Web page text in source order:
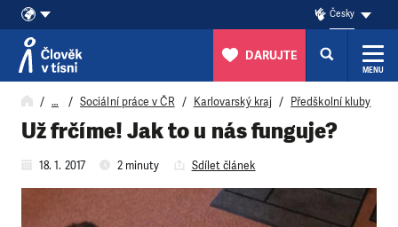
Přeskočit na obsah
Česky
DARUJTE
MENU
… Sociální práce v ČR Karlovarský kraj Předškolní kluby
Už frčíme! Jak to u nás funguje?
18. 1. 2017 2 minuty Sdílet článek